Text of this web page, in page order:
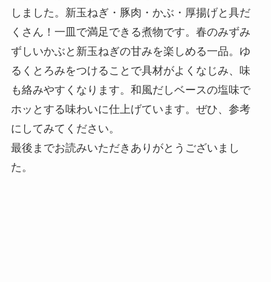
しました。新玉ねぎ・豚肉・かぶ・厚揚げと具だ
くさん！一皿で満足できる煮物です。春のみずみ
ずしいかぶと新玉ねぎの甘みを楽しめる一品。ゆ
るくとろみをつけることで具材がよくなじみ、味
も絡みやすくなります。和風だしベースの塩味で
ホッとする味わいに仕上げています。ぜひ、参考
にしてみてください。
最後までお読みいただきありがとうございまし
た。